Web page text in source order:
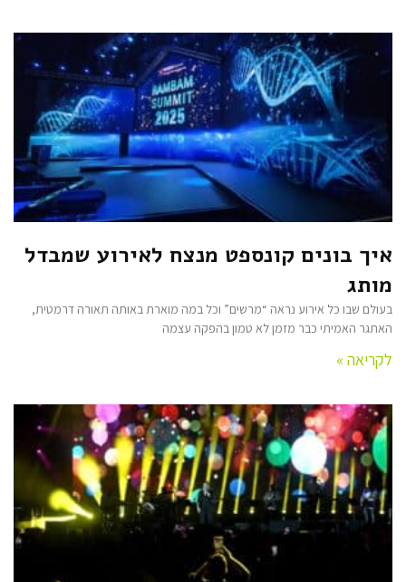
איך בונים קונספט מנצח לאירוע שמבדל
מותג
בעולם שבו כל אירוע נראה “מרשים” וכל במה מוארת באותה תאורה דרמטית,
האתגר האמיתי כבר מזמן לא טמון בהפקה עצמה
לקריאה »